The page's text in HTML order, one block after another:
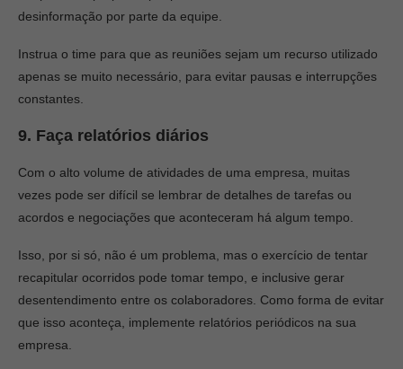
desinformação por parte da equipe.
Instrua o time para que as reuniões sejam um recurso utilizado
apenas se muito necessário, para evitar pausas e interrupções
constantes.
9. Faça relatórios diários
Com o alto volume de atividades de uma empresa, muitas
vezes pode ser difícil se lembrar de detalhes de tarefas ou
acordos e negociações que aconteceram há algum tempo.
Isso, por si só, não é um problema, mas o exercício de tentar
recapitular ocorridos pode tomar tempo, e inclusive gerar
desentendimento entre os colaboradores. Como forma de evitar
que isso aconteça, implemente relatórios periódicos na sua
empresa.